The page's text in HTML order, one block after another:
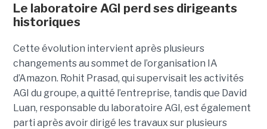
Le laboratoire AGI perd ses dirigeants
historiques
Cette évolution intervient après plusieurs
changements au sommet de l’organisation IA
d’Amazon. Rohit Prasad, qui supervisait les activités
AGI du groupe, a quitté l’entreprise, tandis que David
Luan, responsable du laboratoire AGI, est également
parti après avoir dirigé les travaux sur plusieurs